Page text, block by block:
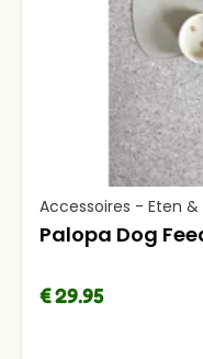
Palopa Dog
€ 29.95